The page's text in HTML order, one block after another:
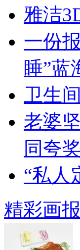
雅洁
一份
睡”蓝
卫生
老婆
同夸
“私人
精彩画报